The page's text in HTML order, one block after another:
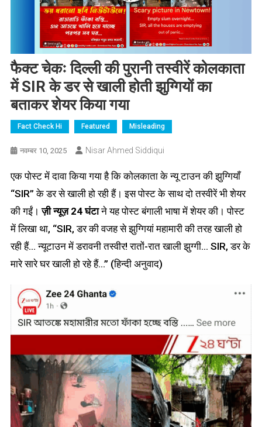
फैक्ट चेकः दिल्ली की पुरानी तस्वीरें कोलकाता
में SIR के डर से खाली होती झुग्गियों का
बताकर शेयर किया गया
Fact Check Hi Featured Misleading
नवम्बर 10, 2025 Nisar Ahmed Siddiqui
एक पोस्ट में दावा किया गया है कि कोलकाता के न्यू टाउन की झुग्गियाँ
“SIR” के डर से खाली हो रही हैं। इस पोस्ट के साथ दो तस्वीरें भी शेयर
की गईं।ज़ी न्यूज़ 24 घंटाने यह पोस्ट बंगाली भाषा में शेयर की। पोस्ट
में लिखा था, “SIR, डर की वजह से झुग्गियां महामारी की तरह खाली हो
रही हैं… न्यूटाउन में डरावनी तस्वीर! रातों-रात खाली झुग्गी… SIR, डर के
मारे सारे घर खाली हो रहे हैं…” (हिन्दी अनुवाद)